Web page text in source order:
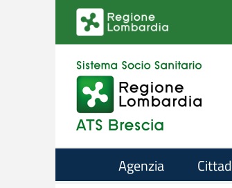
Salta al contenuto principale
Agenzia